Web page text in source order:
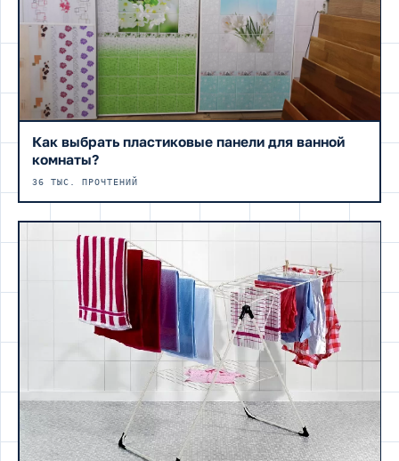
Как выбрать пластиковые панели для ванной
комнаты?
36 ТЫС. ПРОЧТЕНИЙ